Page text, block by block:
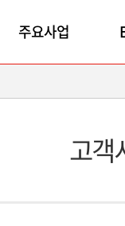
주요사업
고객